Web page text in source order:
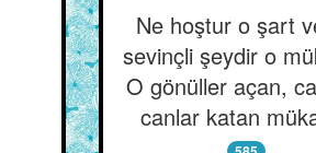
Ne hoştur o şart
sevinçli şeydir o
O gönüller açan,
canlar katan